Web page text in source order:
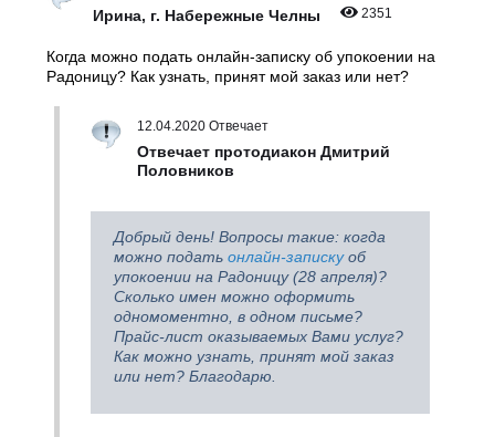
Ирина, г. Набережные Челны 2351
Когда можно подать онлайн-записку об упокоении на
Радоницу? Как узнать, принят мой заказ или нет?
12.04.2020 Отвечает
Отвечает протодиакон Дмитрий
Половников
Добрый день! Вопросы такие: когда
можно подать онлайн-запискуоб
упокоении на Радоницу (28 апреля)?
Сколько имен можно оформить
одномоментно, в одном письме?
Прайс-лист оказываемых Вами услуг?
Как можно узнать, принят мой заказ
или нет? Благодарю.